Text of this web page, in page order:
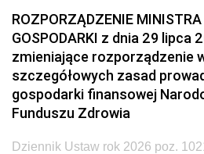
ROZPORZĄDZENIE
GOSPODARKI z dnia 29 lipca
zmieniające rozporządzenie
szczegółowych zasad
gospodarki finansowej
Funduszu Zdrowia
Dziennik Ustaw rok 2026 poz.